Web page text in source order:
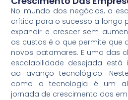
No mundo dos negócios, a
crítico para o sucesso a longo
expandir e crescer sem
os custos é o que permite que
novos patamares. E uma das
escalabilidade desejada está
ao avanço tecnológico.
como a tecnologia é um
jornada de crescimento das